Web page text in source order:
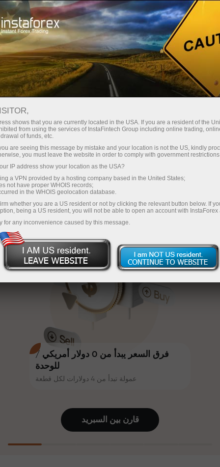
InstaForex
فرق السعر يبدأ من 0 دولار أمريكي /
للوحدة
عمولة تبدأ من 4 دولارات لكل قطعة
مع إنستا فوركس، يمكنك الوصول إلى
إلى 1:5000، وبعض من أفضل فروق
الأسعار والعمولات في السوق، وظروف
مواتية لتداول الأسهم والمؤشرات
فوركس الحصول على مكافأة تصل إلى
30% على إيداعه، والاستفادة من
عروض ترويجية وعروض خاصة أخرى.
تتشارك سرعة المسار وسرعة التداول
نفس القيم. يُضفي أليش لوبرايس
عناصر الحماس والانضباط على عالم
التداول، ويعمل كشريك يُلهم العملاء
لتحقيق أهداف طموحة.
إنستا فوركس على هاتف آيفون أو ماك
بوك أو رحلة أحلامه بمجرد إيداعه مبلغًا
من المال.
صغير الحجم
30% مكافأة
لكل إيداع
سرعة
في التجارة وعلى الطريق السريع
جائزة هديتك الشخصية الكبرى
قم بإيداع المبلغ في حسابك باستخدام $333 — اختر هدية
تصل قيمتها إلى $1,500
تداول بدون مخاطرة -
نحن نضمن أرباحك
مكافأة تصل إلى 1000 ضعف - أكبر
قارن بين السبرید
shows that you are currently located in the USA. If you are a resident of the
from using the services of InstaFintech Group including online trading,
of funds, etc.
are seeing this message by mistake and your location is not the US, kindly
you must leave the website in order to comply with government
IP address show your location as the USA?
a VPN provided by a hosting company based in the United States;
not have proper WHOIS records;
in the WHOIS geolocation database.
whether you are a US resident or not by clicking the relevant button below. If
being a US resident, you will not be able to open an account with InstaForex
for any inconvenience caused by this message.